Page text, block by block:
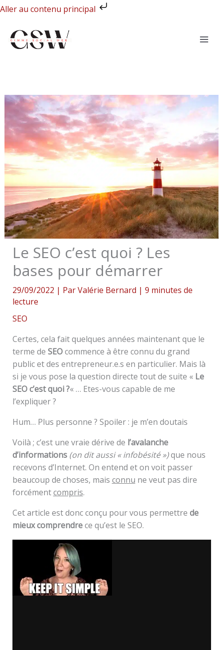
Aller au contenu principal
Aller
contenu
Le SEO c’est quoi ? Les
bases pour démarrer
29/09/2022 | ParValérie Bernard | 9 minutes de
lecture
SEO
Certes, cela fait quelques années maintenant que le
terme de SEOcommence à être connu du grand
public et des entrepreneur.e.s en particulier. Mais là
si je vous pose la question directe tout de suite « Le
SEO c’est quoi ?« … Etes-vous capable de me
l’expliquer ?
Hum… Plus personne ? Spoiler : je m’en doutais
Voilà ; c’est une vraie dérive de l’avalanche
d’informations (on dit aussi « infobésité »)que nous
recevons d’Internet. On entend et on voit passer
beaucoup de choses, mais connu ne veut pas dire
forcémentcompris.
Cet article est donc conçu pour vous permettre de
mieux comprendrece qu’est le SEO.